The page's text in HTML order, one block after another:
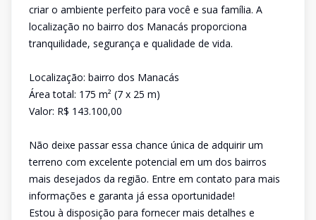
criar o ambiente perfeito para você e sua família. A
localização no bairro dos Manacás proporciona
tranquilidade, segurança e qualidade de vida.
Localização: bairro dos Manacás
Área total: 175 m² (7 x 25 m)
Valor: R$ 143.100,00
Não deixe passar essa chance única de adquirir um
terreno com excelente potencial em um dos bairros
mais desejados da região. Entre em contato para mais
informações e garanta já essa oportunidade!
Estou à disposição para fornecer mais detalhes e